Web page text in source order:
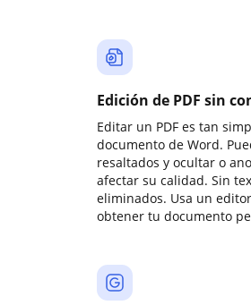
Edición de PDF sin
Editar un PDF es tan
documento de Word.
resaltados y ocultar o
afectar su calidad. Sin
eliminados. Usa un
obtener tu documento